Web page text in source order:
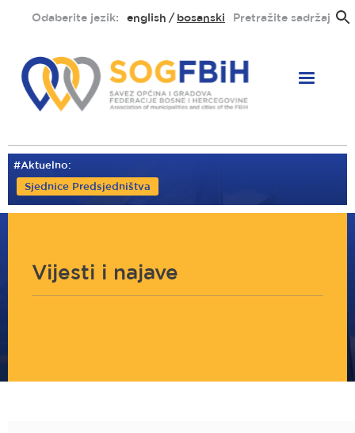
sadržaj
Odaberite jezik: english bosanski Pretražite sadržaj
#Aktuelno:
Sjednice Predsjedništva
Vijesti i najave